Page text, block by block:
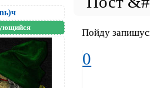
Пойду
0